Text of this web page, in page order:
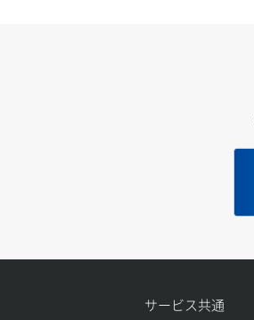
サービス共通